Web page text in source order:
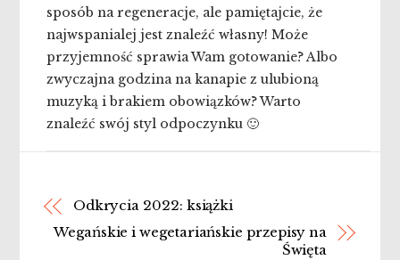
sposób na regeneracje, ale pamiętajcie, że
najwspanialej jest znaleźć własny! Może
przyjemność sprawia Wam gotowanie? Albo
zwyczajna godzina na kanapie z ulubioną
muzyką i brakiem obowiązków? Warto
znaleźć swój styl odpoczynku 🙂
Odkrycia 2022: książki
Wegańskie i wegetariańskie przepisy na
Święta